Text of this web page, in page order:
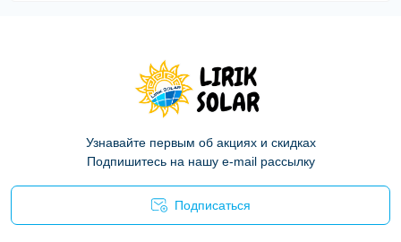
Узнавайте первым об акциях и скидках
Подпишитесь на нашу e-mail рассылку
Подписаться